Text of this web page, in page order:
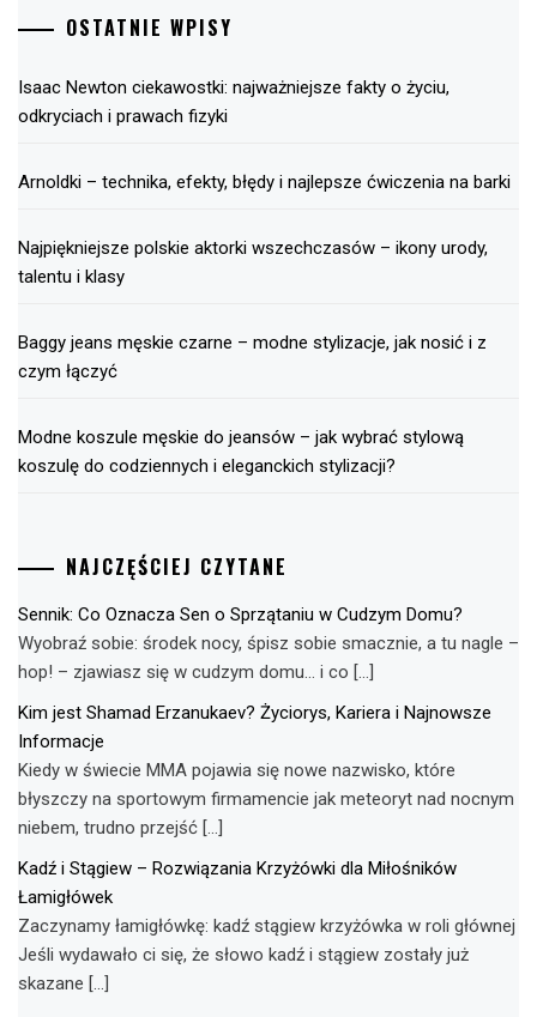
OSTATNIE WPISY
Isaac Newton ciekawostki: najważniejsze fakty o życiu,
odkryciach i prawach fizyki
Arnoldki – technika, efekty, błędy i najlepsze ćwiczenia na barki
Najpiękniejsze polskie aktorki wszechczasów – ikony urody,
talentu i klasy
Baggy jeans męskie czarne – modne stylizacje, jak nosić i z
czym łączyć
Modne koszule męskie do jeansów – jak wybrać stylową
koszulę do codziennych i eleganckich stylizacji?
NAJCZĘŚCIEJ CZYTANE
Sennik: Co Oznacza Sen o Sprzątaniu w Cudzym Domu?
Wyobraź sobie: środek nocy, śpisz sobie smacznie, a tu nagle –
hop! – zjawiasz się w cudzym domu… i co […]
Kim jest Shamad Erzanukaev? Życiorys, Kariera i Najnowsze
Informacje
Kiedy w świecie MMA pojawia się nowe nazwisko, które
błyszczy na sportowym firmamencie jak meteoryt nad nocnym
niebem, trudno przejść […]
Kadź i Stągiew – Rozwiązania Krzyżówki dla Miłośników
Łamigłówek
Zaczynamy łamigłówkę: kadź stągiew krzyżówka w roli głównej
Jeśli wydawało ci się, że słowo kadź i stągiew zostały już
skazane […]